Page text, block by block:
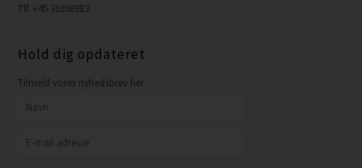
Tlf. +45 31698983
Hold dig opdateret
Tilmeld vores nyhedsbrev her